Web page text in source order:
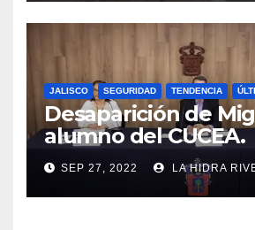
JALISCO SEGURIDAD TENDENCIA
Desaparición de
alumno del CUCEA.
SEP 27, 2022 LA HIDRA